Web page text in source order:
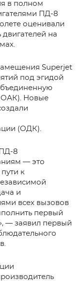
в полном
ПД-8
оценивали
на
Superjet
под эгидой
ОАК). Новые
(ОДК).
8
— это
к
и
всех вызовов
первый
— заявил первый